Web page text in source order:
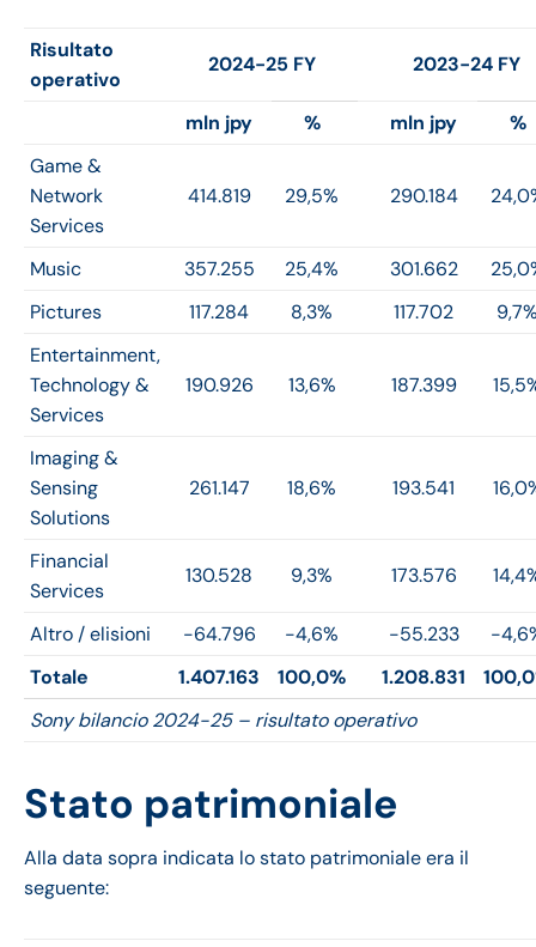
Risultato
operativo
2024-25 FY 2023-24 FY
mln jpy % mln jpy
%
Game &
Network
Services
414.819 29,5% 290.184
Music 357.255 25,4% 301.662
Pictures
117.284 8,3% 117.702
Entertainment,
Technology &
Services
190.926 13,6% 187.399
Imaging &
Sensing
Solutions
261.147 18,6% 193.541
Financial
Services
130.528 9,3% 173.576
Altro / elisioni -64.796 -4,6% -55.233
-
Totale
1.407.163 100,0% 1.208.831
Sony bilancio 2024-25 – risultato operativo
Stato patrimoniale
Alla data sopra indicata lo stato patrimoniale era il
seguente: